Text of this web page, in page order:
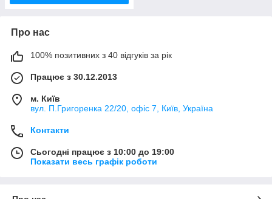
Про нас
100% позитивних з 40 відгуків за рік
Працює з 30.12.2013
м. Київ
вул. П.Григоренка 22/20, офіс 7, Київ, Україна
Контакти
Сьогодні працює з 10:00 до 19:00
Показати весь графік роботи